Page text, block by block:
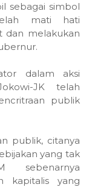
sebagai simbol
mati hati
dan melakukan
dalam aksi
JK telah
publik
publik, citanya
yang tak
sebenarnya
kapitalis yang